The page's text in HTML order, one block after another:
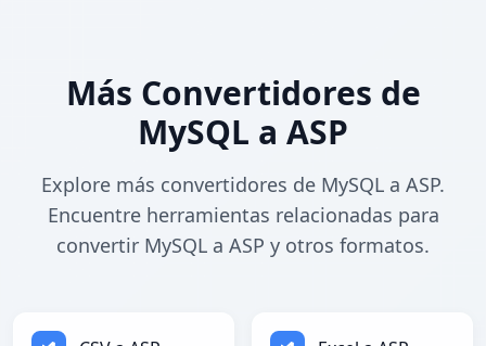
Más Convertidores de
MySQL a ASP
Explore más convertidores de MySQL a ASP.
Encuentre herramientas relacionadas para
convertir MySQL a ASP y otros formatos.